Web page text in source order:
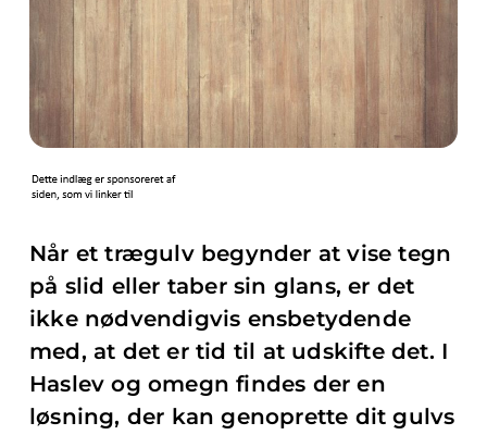
Når et trægulv begynder at vise tegn
på slid eller taber sin glans, er det
ikke nødvendigvis ensbetydende
med, at det er tid til at udskifte det. I
Haslev og omegn findes der en
løsning, der kan genoprette dit gulvs